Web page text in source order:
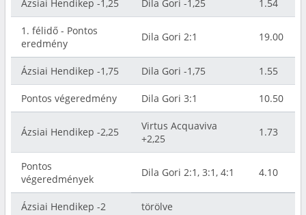
Ázsiai Hendikep -1,25 Dila Gori -1,25 1.54
1. félidő - Pontos
eredmény
Dila Gori 2:1 19.00
Ázsiai Hendikep -1,75 Dila Gori -1,75 1.55
Pontos végeredmény Dila Gori 3:1 10.50
Ázsiai Hendikep -2,25
Virtus Acquaviva
+2,25
1.73
Pontos
végeredmények
Dila Gori 2:1, 3:1, 4:1 4.10
Ázsiai Hendikep -2 törölve